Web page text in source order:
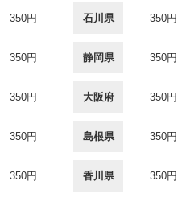
350円 石川県 350円
350円 静岡県 350円
350円 大阪府 350円
350円 島根県 350円
350円 香川県 350円